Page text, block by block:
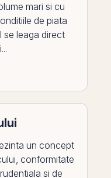
mari si cu
de piata
se leaga direct
un concept
conformitate
si de